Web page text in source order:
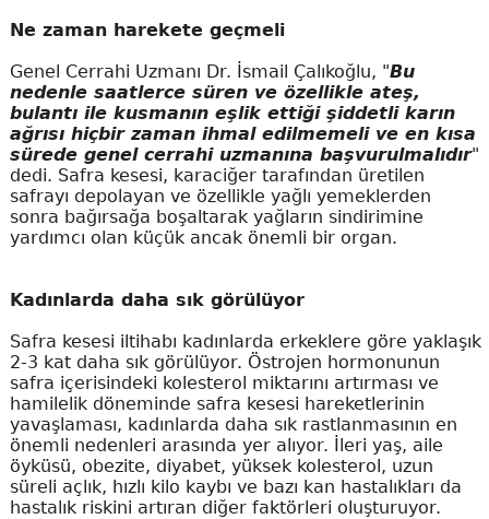
Ne zaman harekete geçmeli
Genel Cerrahi Uzmanı Dr. İsmail Çalıkoğlu, "Bu
nedenle saatlerce süren ve özellikle ateş,
bulantı ile kusmanın eşlik ettiği şiddetli karın
ağrısı hiçbir zaman ihmal edilmemeli ve en kısa
sürede genel cerrahi uzmanına başvurulmalıdır"
dedi. Safra kesesi, karaciğer tarafından üretilen
safrayı depolayan ve özellikle yağlı yemeklerden
sonra bağırsağa boşaltarak yağların sindirimine
yardımcı olan küçük ancak önemli bir organ.
Kadınlarda daha sık görülüyor
Safra kesesi iltihabı kadınlarda erkeklere göre yaklaşık
2-3 kat daha sık görülüyor. Östrojen hormonunun
safra içerisindeki kolesterol miktarını artırması ve
hamilelik döneminde safra kesesi hareketlerinin
yavaşlaması, kadınlarda daha sık rastlanmasının en
önemli nedenleri arasında yer alıyor. İleri yaş, aile
öyküsü, obezite, diyabet, yüksek kolesterol, uzun
süreli açlık, hızlı kilo kaybı ve bazı kan hastalıkları da
hastalık riskini artıran diğer faktörleri oluşturuyor.